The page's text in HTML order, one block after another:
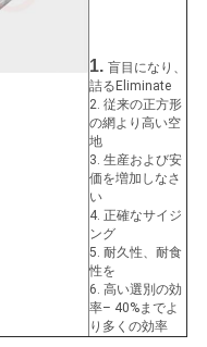
1. 盲目になり、
詰るEliminate
2. 従来の正方形
の網より高い空
地
3. 生産および安
価を増加しなさ
い
4. 正確なサイジ
ング
5. 耐久性、耐食
性を
6. 高い選別の効
率– 40%までよ
り多くの効率